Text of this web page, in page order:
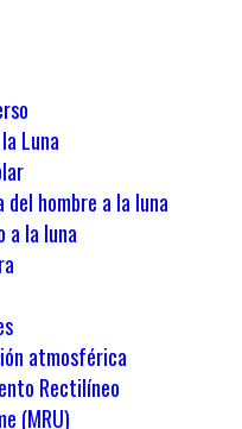
Luna
del hombre a la luna
a la luna
atmosférica
Rectilíneo
(MRU)